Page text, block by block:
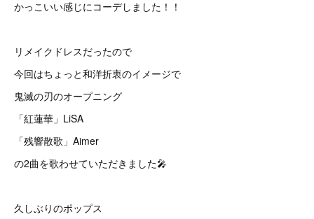
かっこいい感じにコーデしました！！
リメイクドレスだったので
今回はちょっと和洋折衷のイメージで
鬼滅の刃のオープニング
「紅蓮華」LiSA
「残響散歌」Aimer
の2曲を歌わせていただきました🎤
久しぶりのポップス